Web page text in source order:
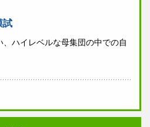
試
ハイレベルな母集団の中での自